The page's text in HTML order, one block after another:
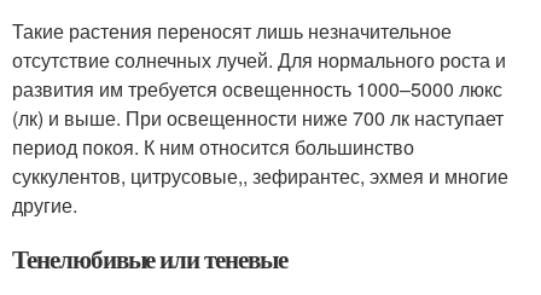
Такие растения переносят лишь незначительное
отсутствие солнечных лучей. Для нормального роста и
развития им требуется освещенность 1000–5000 люкс
(лк) и выше. При освещенности ниже 700 лк наступает
период покоя. К ним относится большинство
суккулентов, цитрусовые,, зефирантес, эхмея и многие
другие.
Тенелюбивые или теневые